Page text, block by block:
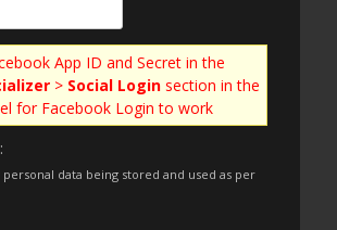
App ID and Secret in the
> Social Login section in the
for Facebook Login to work
data being stored and used as per